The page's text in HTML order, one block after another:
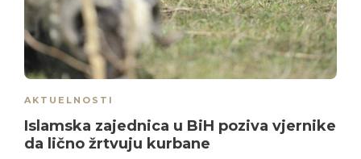
AKTUELNOSTI
Islamska zajednica u BiH poziva vjernike
da lično žrtvuju kurbane